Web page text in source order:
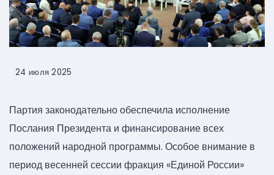
24 июля 2025
Партия законодательно обеспечила исполнение
Послания Президента и финансирование всех
положений народной программы. Особое внимание в
период весенней сессии фракция «Единой России»